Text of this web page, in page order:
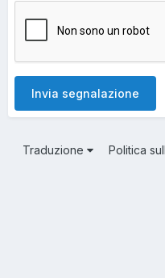
Invia segnalazione
Traduzione Politica